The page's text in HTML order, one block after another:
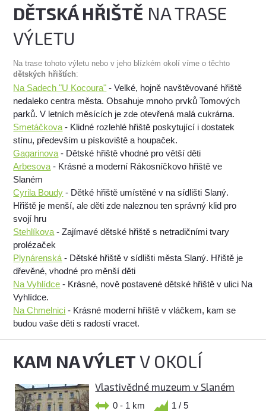
DĚTSKÁ HŘIŠTĚ NA TRASE
VÝLETU
Na trase tohoto výletu nebo v jeho blízkém okolí víme o těchto
dětských hřištích:
Na Sadech "U Kocoura" - Velké, hojně navštěvované hřiště
nedaleko centra města. Obsahuje mnoho prvků Tomových
parků. V letních měsících je zde otevřená malá cukrárna.
Smetáčkova - Klidné rozlehlé hřiště poskytující i dostatek
stínu, především u pískoviště a houpaček.
Gagarinova - Dětské hřiště vhodné pro větší děti
Arbesova - Krásné a moderní Rákosníčkovo hřiště ve
Slaném
Cyrila Boudy - Dětké hřiště umístěné v na sídlišti Slaný.
Hřiště je menší, ale děti zde naleznou ten správný klid pro
svojí hru
Stehlíkova - Zajímavé dětské hřiště s netradičními tvary
prolézaček
Plynárenská - Dětské hřiště v sídlišti města Slaný. Hřiště je
dřevěné, vhodné pro měnší děti
Na Vyhlídce - Krásné, nově postavené dětské hřiště v ulici Na
Vyhlídce.
Na Chmelnici - Krásné moderní hřiště v vláčkem, kam se
budou vaše děti s radostí vracet.
KAM NA VÝLETV OKOLÍ
Vlastivědné muzeum v Slaném
0 - 1 km 1 / 5